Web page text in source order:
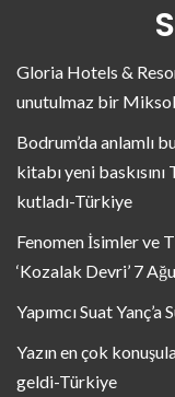
Gloria Hotels &
unutulmaz bir
Bodrum’da anlamlı
kitabı yeni
kutladı-Türkiye
Fenomen İsimler ve
‘Kozalak Devri’ 7
Yapımcı Suat
Yazın en çok
geldi-Türkiye